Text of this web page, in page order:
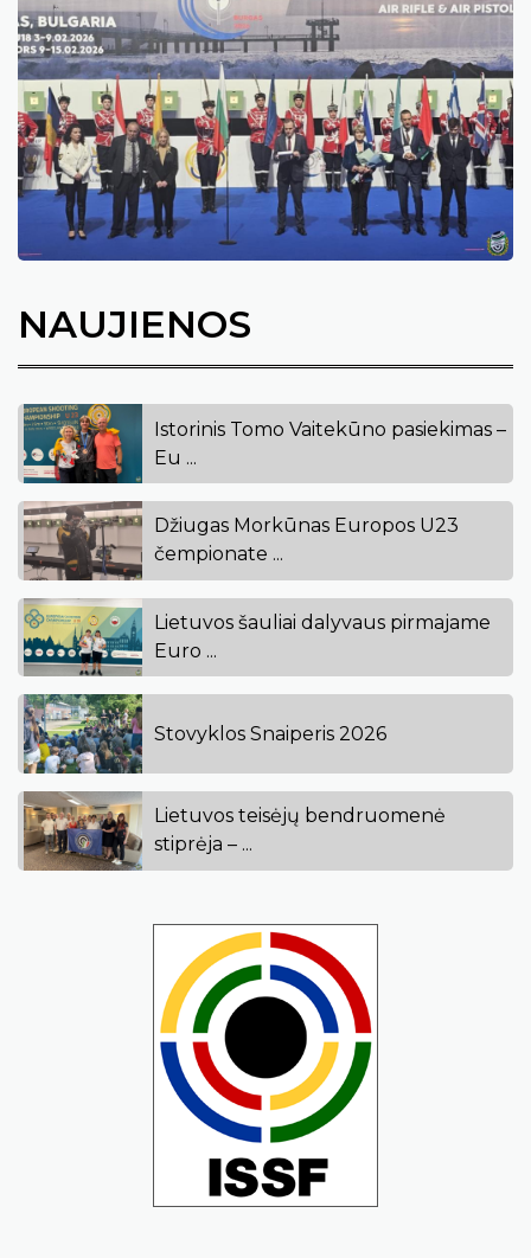
NAUJIENOS
Istorinis Tomo Vaitekūno pasiekimas –
Eu ...
Džiugas Morkūnas Europos U23
čempionate ...
Lietuvos šauliai dalyvaus pirmajame
Euro ...
Stovyklos Snaiperis 2026
Lietuvos teisėjų bendruomenė
stiprėja – ...